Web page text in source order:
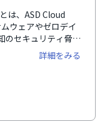
は、ASD Cloud
ウェアやゼロデイ
のセキュリティ脅威
ウイルス対策ソフト
トでセキュリティ
環境構築のコスト
認証機関も認める
ソリューションを提
詳細をみる